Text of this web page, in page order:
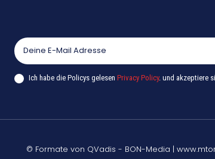
Ich habe die Policys gelesen Privacy Policy. und akzeptiere
© Formate von QVadis - BON-Media |